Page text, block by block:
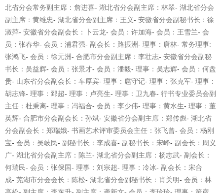
北省分会常务副主席：詹进喜- 湖北省分会副主席：林翠- 湖北省分会
副主席：黄维忠- 湖北省分会副主席：王义- 安徽省分会副秘书长：徐
淑萍- 安徽省分会副会长：卜云龙- 会员：许加海- 会员：王雪兰- 会
员：张春华- 会员：浦君强- 副会长：路振洲- 理事：唐林- 常务理事:
张鸿飞- 会员：徐元洲- 合肥市分会副主席：李壮志- 安徽省分会副秘
书长：吴益辉- 会员：张景才- 会员：潘毅- 理事：吴志辉- 会员：何盘
贵- 山东省分会副会长：车厚宾- 理事：扈守记- 理事：张克军- 理事：
胡志锋- 理事：郅超- 理事：卢亮生- 理事：卫九春- 行书专业委员会副
主任：杜秉离- 理事：冯福合- 会员：李少伟- 理事：黄水生- 理事：董
英辉- 合肥市分会副会长：孙斌- 安徽省分会副主席：郑传彪- 湖北省
分会副会长：郑瑞娥- 书画艺术评审委员会主任：张飞曾- 会员：杨刚
宝- 会员：吴岐民- 副秘书长：李成喜- 副秘书长：宋峰- 副会长：周义
广- 湖北省分会副主席：陈兰- 湖北省分会副主席：杨志武- 副会长：
何瑞民- 会员：张保国- 理事：刘宗超- 理事：冷冰- 副会长：宋合
成- 芜湖市分会会长：陈松- 湖北省分会副秘书长：肖关明- 会员：林